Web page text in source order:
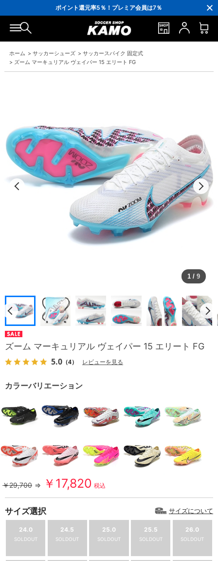
ポイント還元率5％！プレミア会員は7％
会員の方にはお誕生月に「10％OFFクーポン」プレゼント！
16,000円(税込)以上でシューズケースプレゼント！
3,300円(税込)以上で送料無料！
ホーム > サッカーシューズ > サッカースパイク 固定式
> ズーム マーキュリアル ヴェイパー 15 エリート FG
1 / 9
ズーム マーキュリアル ヴェイパー 15 エリート FG
5.0 （4） レビューを見る
カラーバリエーション
￥29,700 ⇒ ￥17,820 税込
サイズ選択 サイズについて
24.0
SOLDOUT
24.5
SOLDOUT
25.0
SOLDOUT
25.5
SOLDOUT
26.0
SOLDOUT